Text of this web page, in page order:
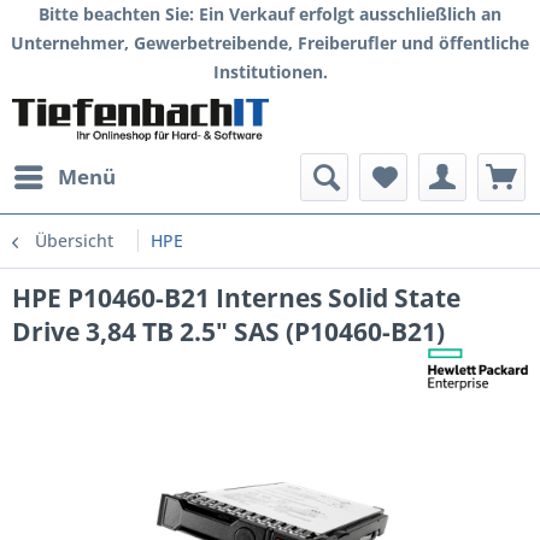
Bitte beachten Sie: Ein Verkauf erfolgt ausschließlich an
Unternehmer, Gewerbetreibende, Freiberufler und öffentliche
Institutionen.
Menü
Übersicht HPE
HPE P10460-B21 Internes Solid State
Drive 3,84 TB 2.5" SAS (P10460-B21)